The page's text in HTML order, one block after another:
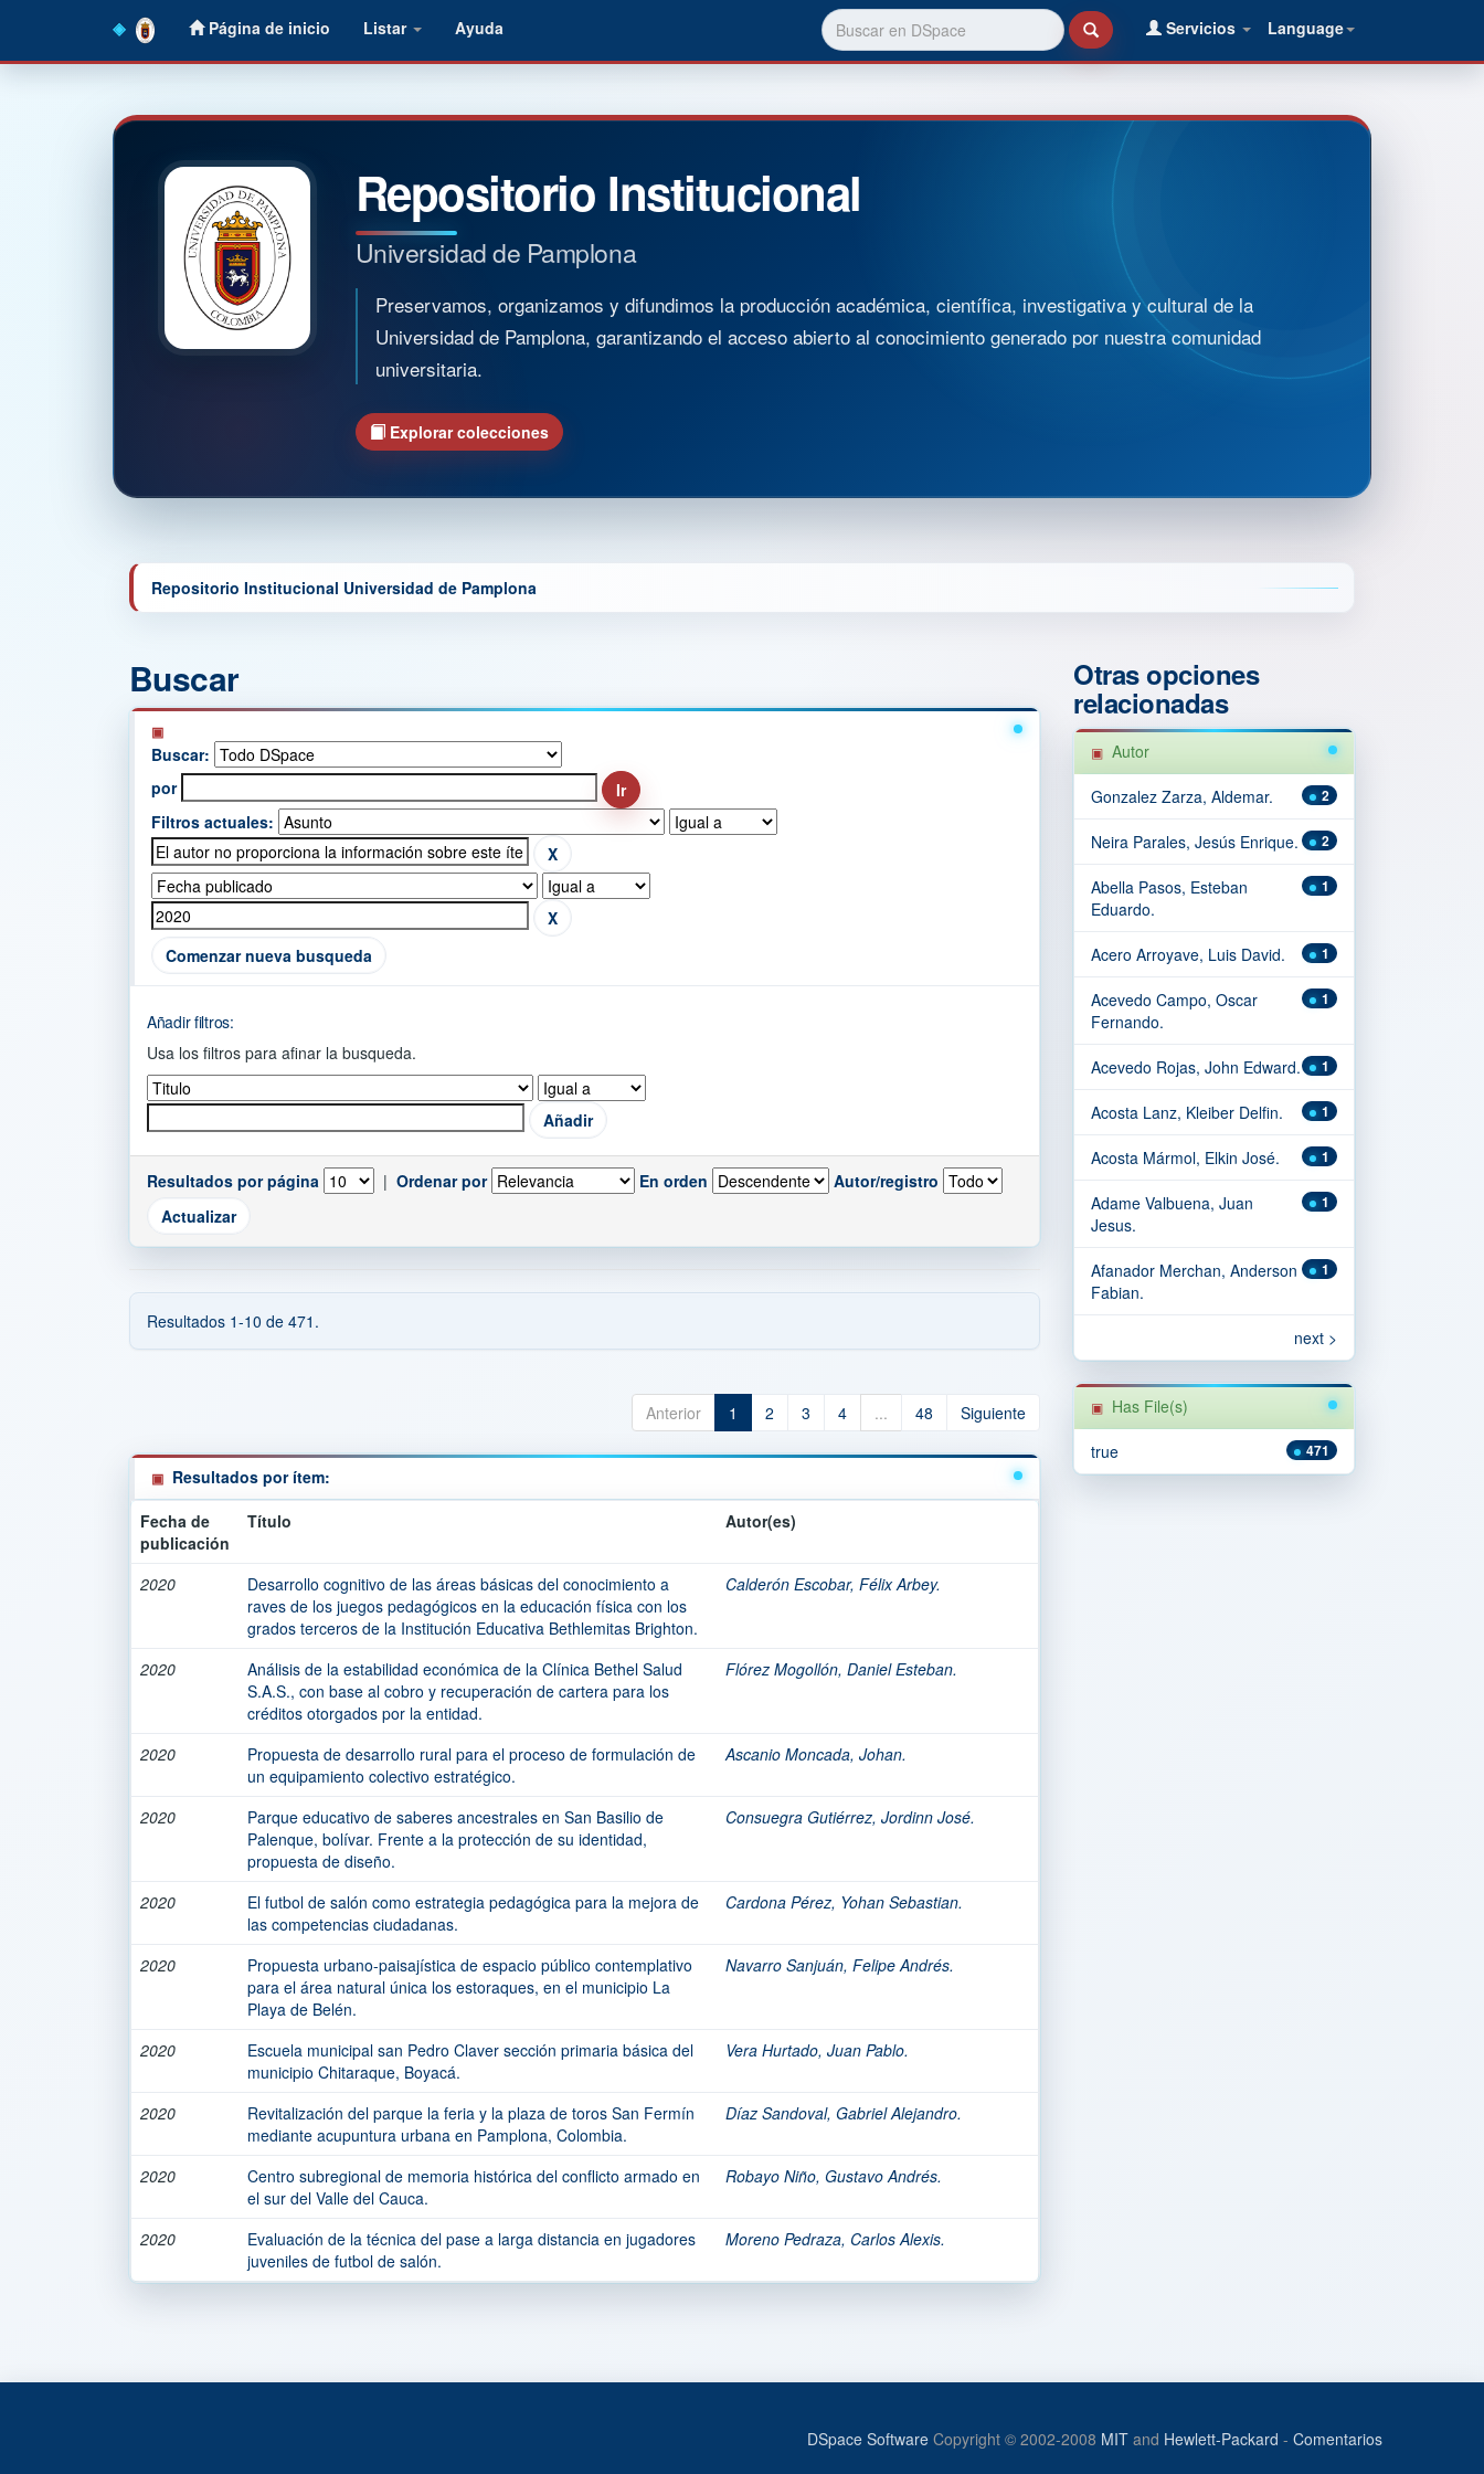
Página de inicio Listar Ayuda Language
Servicios
Repositorio Institucional
Universidad de Pamplona
Preservamos, organizamos y difundimos la producción académica, científica, investigativa y cultural de la
Universidad de Pamplona, garantizando el acceso abierto al conocimiento generado por nuestra comunidad
universitaria.
Explorar colecciones
Repositorio Institucional Universidad de Pamplona
Buscar
Buscar:
por
Filtros actuales:
Comenzar nueva busqueda
Añadir filtros:
Usa los filtros para afinar la busqueda.
Resultados por página | Ordenar por En orden Autor/registro
Resultados 1-10 de 471.
Anterior 1 2 3 4 ... 48 Siguiente
Resultados por ítem:
Fecha de
publicación
Título Autor(es)
2020
Desarrollo cognitivo de las áreas básicas del conocimiento a
raves de los juegos pedagógicos en la educación física con los
grados terceros de la Institución Educativa Bethlemitas Brighton.
Calderón Escobar, Félix Arbey.
2020
Análisis de la estabilidad económica de la Clínica Bethel Salud
S.A.S., con base al cobro y recuperación de cartera para los
créditos otorgados por la entidad.
Flórez Mogollón, Daniel Esteban.
2020
Propuesta de desarrollo rural para el proceso de formulación de
un equipamiento colectivo estratégico.
Ascanio Moncada, Johan.
2020
Parque educativo de saberes ancestrales en San Basilio de
Palenque, bolívar. Frente a la protección de su identidad,
propuesta de diseño.
Consuegra Gutiérrez, Jordinn José.
2020
El futbol de salón como estrategia pedagógica para la mejora de
las competencias ciudadanas.
Cardona Pérez, Yohan Sebastian.
2020
Propuesta urbano-paisajística de espacio público contemplativo
para el área natural única los estoraques, en el municipio La
Playa de Belén.
Navarro Sanjuán, Felipe Andrés.
2020
Escuela municipal san Pedro Claver sección primaria básica del
municipio Chitaraque, Boyacá.
Vera Hurtado, Juan Pablo.
2020
Revitalización del parque la feria y la plaza de toros San Fermín
mediante acupuntura urbana en Pamplona, Colombia.
Díaz Sandoval, Gabriel Alejandro.
2020
Centro subregional de memoria histórica del conflicto armado en
el sur del Valle del Cauca.
Robayo Niño, Gustavo Andrés.
2020
Evaluación de la técnica del pase a larga distancia en jugadores
juveniles de futbol de salón.
Moreno Pedraza, Carlos Alexis.
Otras opciones
relacionadas
Autor
2
Gonzalez Zarza, Aldemar.
2
Neira Parales, Jesús Enrique.
1
Abella Pasos, Esteban
Eduardo.
1
Acero Arroyave, Luis David.
1
Acevedo Campo, Oscar
Fernando.
1
Acevedo Rojas, John Edward.
1
Acosta Lanz, Kleiber Delfin.
1
Acosta Mármol, Elkin José.
1
Adame Valbuena, Juan
Jesus.
1
Afanador Merchan, Anderson
Fabian.
next >
Has File(s)
471
true
DSpace Software Copyright © 2002-2008 MIT and Hewlett-Packard - Comentarios